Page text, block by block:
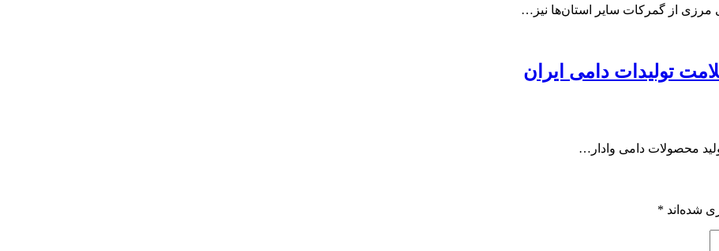
مرزی از گمرکات سایر استان‌ها نیز…
تولیدات دامی ایران
محصولات دامی وادار…
شده‌اند *